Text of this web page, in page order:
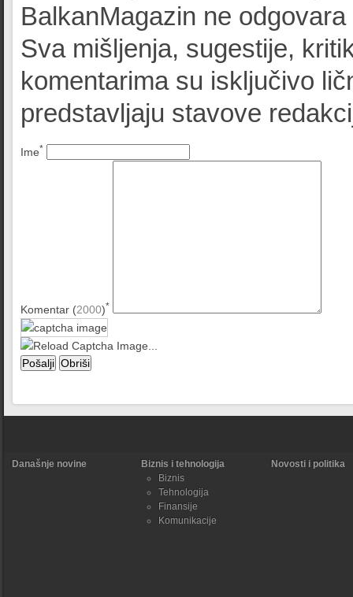
BalkanMagazin ne
Sva mišljenja, sugestije,
komentarima su isključivo
predstavljaju stavove
Ime*
Komentar (2000)*
Današnje novine
Biznis i tehnologija
Biznis
Tehnologija
Finansije
Komunikacije
Novosti i politika